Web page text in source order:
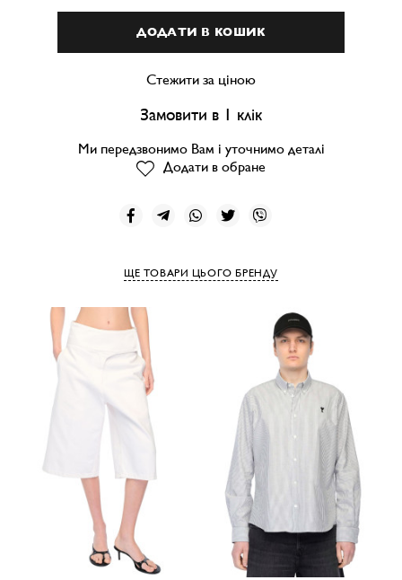
ДОДАТИ В КОШИК
Стежити за ціною
Замовити в 1 клік
Ми передзвонимо Вам і уточнимо деталі
Додати в обране
ЩЕ ТОВАРИ ЦЬОГО БРЕНДУ